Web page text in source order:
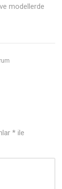
modellerde
* ile